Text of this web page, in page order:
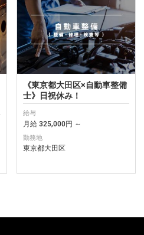
《東京都大田区×自動車整備
士》日祝休み！
給与
月給 325,000円 ～
勤務地
東京都大田区